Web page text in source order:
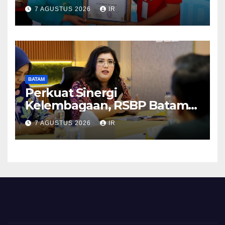
Makan Ikan
7 AGUSTUS 2026 IR
BATAM
Perkuat Sinergi
Kelembagaan, RSBP Batam
dan BPOM Pastikan
Pelayanan dan Ketersediaan
Obat Aman
7 AGUSTUS 2026 IR